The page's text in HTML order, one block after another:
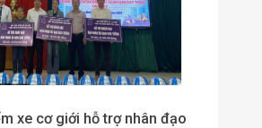
xe cơ giới hỗ trợ nhân đạo